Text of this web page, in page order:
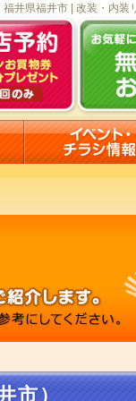
福井県福井市 | 改装・内装
市）